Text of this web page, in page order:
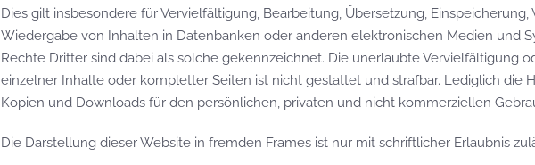
Dies gilt insbesondere für Vervielfältigung, Bearbeitung, Übersetzung, Einspeicherung,
Wiedergabe von Inhalten in Datenbanken oder anderen elektronischen Medien und
Rechte Dritter sind dabei als solche gekennzeichnet. Die unerlaubte Vervielfältigung
einzelner Inhalte oder kompletter Seiten ist nicht gestattet und strafbar. Lediglich die
Kopien und Downloads für den persönlichen, privaten und nicht kommerziellen
Die Darstellung dieser Website in fremden Frames ist nur mit schriftlicher Erlaubnis